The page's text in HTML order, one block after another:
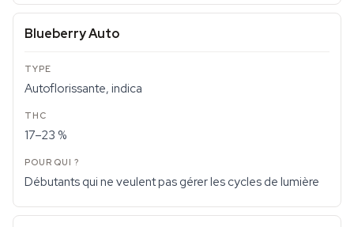
Blueberry Auto
Autoflorissante, indica
17–23 %
Débutants qui ne veulent pas gérer les cycles de lumière